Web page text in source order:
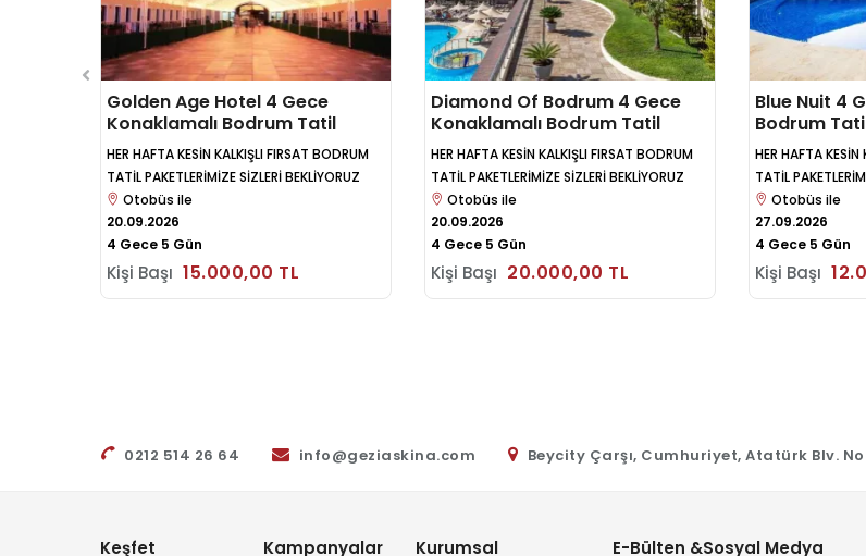
Golden Age Hotel 4 Gece
Konaklamalı Bodrum Tatil
Paketi
HER HAFTA KESİN KALKIŞLI FIRSAT BODRUM
TATİL PAKETLERİMİZE SİZLERİ BEKLİYORUZ
Otobüs ile
20.09.2026
4 Gece 5 Gün
Kişi Başı 15.000,00 TL
Diamond Of Bodrum 4 Gece
Konaklamalı Bodrum Tatil
Paketi
HER HAFTA KESİN KALKIŞLI FIRSAT BODRUM
TATİL PAKETLERİMİZE SİZLERİ BEKLİYORUZ
Otobüs ile
20.09.2026
4 Gece 5 Gün
Kişi Başı 20.000,00 TL
Blue Nuit 4
Bodrum
HER HAFTA
TATİL
Otobüs ile
27.09.2026
4 Gece 5 Gün
Kişi Başı
0212 514 26 64 info@geziaskina.com Beycity Çarşı, Cumhuriyet, Atatürk Blv.
Keşfet Kampanyalar Kurumsal E-Bülten &Sosyal Medya